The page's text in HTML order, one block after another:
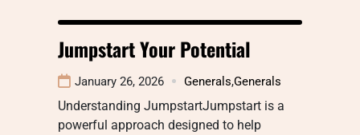
Jumpstart Your Potential
January 26, 2026 Generals,Generals
Understanding JumpstartJumpstart is a
powerful approach designed to help